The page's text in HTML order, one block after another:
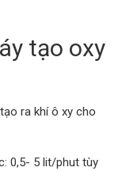
tạo oxy
ra khí ô xy cho
0,5- 5 lit/phut tùy